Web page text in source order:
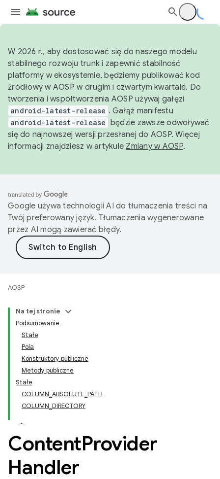
W 2026 r., aby dostosować się do naszego modelu
stabilnego rozwoju trunk i zapewnić stabilność
platformy w ekosystemie, będziemy publikować kod
źródłowy w AOSP w drugim i czwartym kwartale. Do
tworzenia i współtworzenia AOSP używaj gałęzi
android-latest-release . Gałąź manifestu
android-latest-release będzie zawsze odwoływać
się do najnowszej wersji przesłanej do AOSP. Więcej
informacji znajdziesz w artykule Zmiany w AOSP.
Google używa technologii AI do tłumaczenia treści na
Twój preferowany język. Tłumaczenia wygenerowane
przez AI mogą zawierać błędy.
AOSP
Na tej stronie
Podsumowanie
Stałe
Pola
Konstruktory publiczne
Metody publiczne
Stałe
COLUMN_ABSOLUTE_PATH
COLUMN_DIRECTORY
ContentProvider
Handler